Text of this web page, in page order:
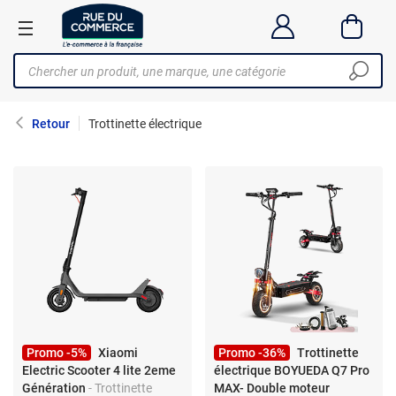
Retour Trottinette électrique
Promo -5%
Xiaomi
Electric Scooter 4 lite 2eme
Génération - Trottinette
Promo -36%
Trottinette
électrique BOYUEDA Q7 Pro
MAX- Double moteur